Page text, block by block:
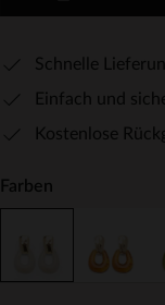
Schnelle
Einfach und
Kostenlose
Farben